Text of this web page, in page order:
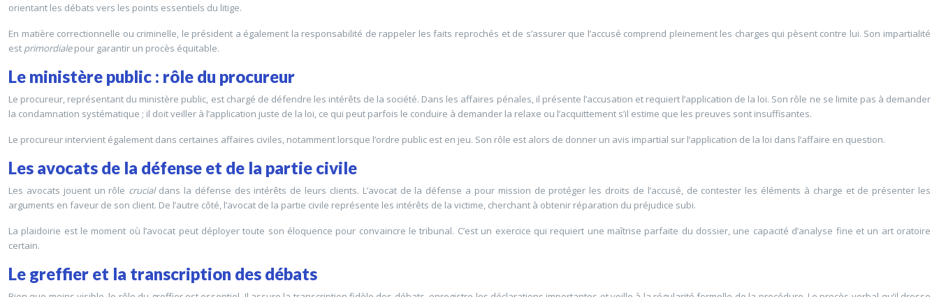
orientant les débats vers les points essentiels du litige.
En matière correctionnelle ou criminelle, le président a également la responsabilité de rappeler les faits reprochés et de s’assurer que l’accusé comprend pleinement les charges qui pèsent contre lui. Son impartialité
est primordialepour garantir un procès équitable.
Le ministère public : rôle du procureur
Le procureur, représentant du ministère public, est chargé de défendre les intérêts de la société. Dans les affaires pénales, il présente l’accusation et requiert l’application de la loi. Son rôle ne se limite pas à demander
la condamnation systématique ; il doit veiller à l’application juste de la loi, ce qui peut parfois le conduire à demander la relaxe ou l’acquittement s’il estime que les preuves sont insuffisantes.
Le procureur intervient également dans certaines affaires civiles, notamment lorsque l’ordre public est en jeu. Son rôle est alors de donner un avis impartial sur l’application de la loi dans l’affaire en question.
Les avocats de la défense et de la partie civile
Les avocats jouent un rôle crucial dans la défense des intérêts de leurs clients. L’avocat de la défense a pour mission de protéger les droits de l’accusé, de contester les éléments à charge et de présenter les
arguments en faveur de son client. De l’autre côté, l’avocat de la partie civile représente les intérêts de la victime, cherchant à obtenir réparation du préjudice subi.
La plaidoirie est le moment où l’avocat peut déployer toute son éloquence pour convaincre le tribunal. C’est un exercice qui requiert une maîtrise parfaite du dossier, une capacité d’analyse fine et un art oratoire
certain.
Le greffier et la transcription des débats